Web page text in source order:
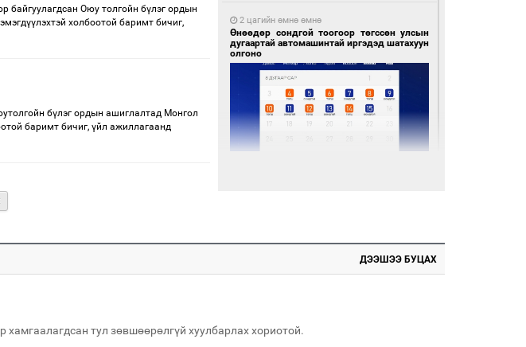
Оюу толгойн бүлэг ордын
холбоотой баримт бичиг,
бүлэг ордын ашиглалтад Монгол
баримт бичиг, үйл ажиллагаанд
2 цагийн өмнө өмнө
Өнөөдөр сондгой тоогоор төгссөн улсын
дугаартай автомашинтай иргэдэд шатахуун
олгоно
ДЭЭШЭЭ БУЦАХ
хамгаалагдсан тул зөвшөөрөлгүй хуулбарлах хориотой.